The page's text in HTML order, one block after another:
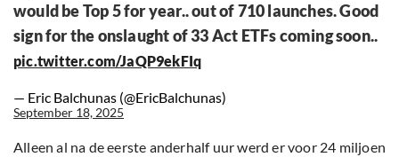
would be Top 5 for year.. out of 710 launches. Good
sign for the onslaught of 33 Act ETFs coming soon..
pic.twitter.com/JaQP9ekFIq
— Eric Balchunas (@EricBalchunas)
September 18, 2025
Alleen al na de eerste anderhalf uur werd er voor 24 miljoen